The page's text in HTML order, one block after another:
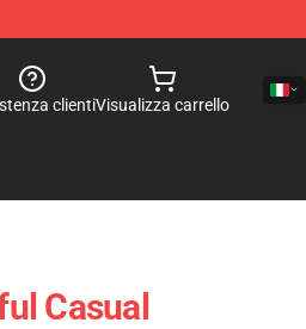
clientiVisualizza carrello
Casual